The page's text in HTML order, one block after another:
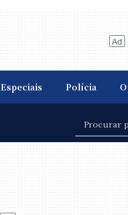
Especiais Polícia